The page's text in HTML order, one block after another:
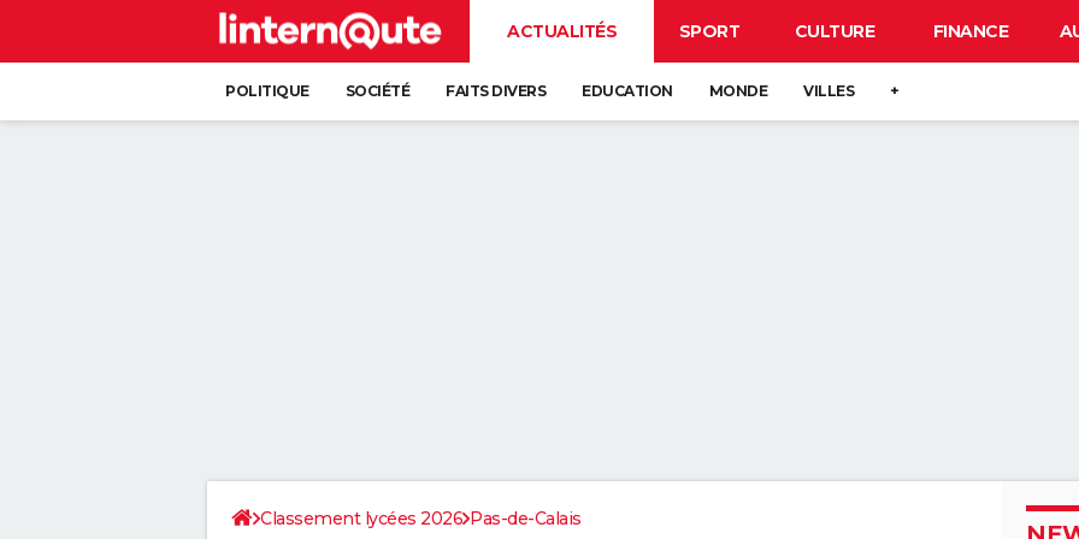
ACTUALITÉS SPORT CULTURE FINANCE
POLITIQUE SOCIÉTÉ FAITS DIVERS EDUCATION MONDE VILLES +
Classement lycées 2026 Pas-de-Calais